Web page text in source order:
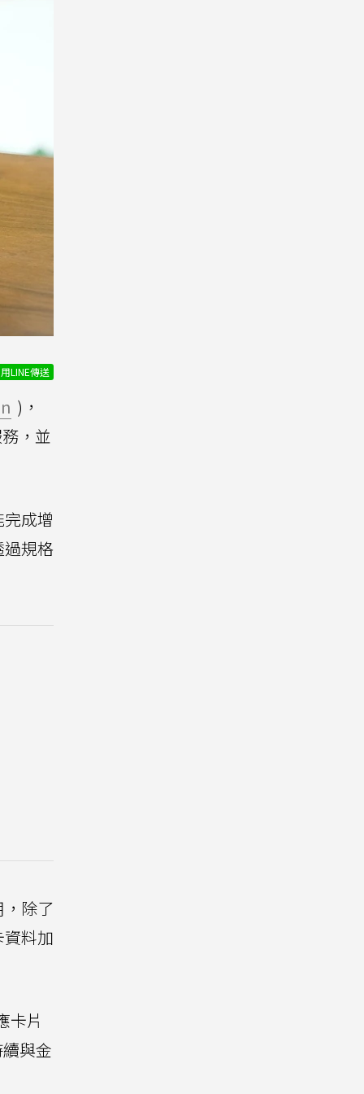
用LINE傳送
)，
，並
成增
規格
除了
料加
卡片
與金